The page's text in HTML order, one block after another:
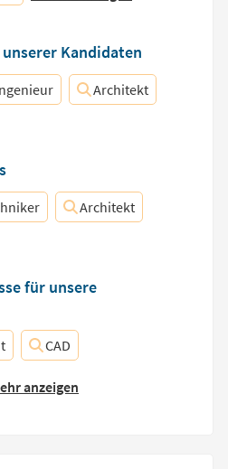
Kandidaten
Architekt
Architekt
für unsere
CAD
anzeigen